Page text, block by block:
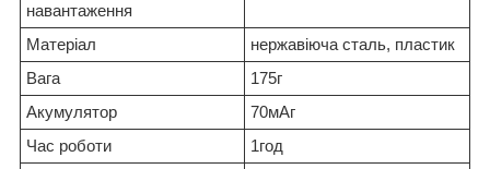
навантаження
Матеріал
нержавіюча сталь, пластик
Вага
175г
Акумулятор
70мАг
Час роботи
1год